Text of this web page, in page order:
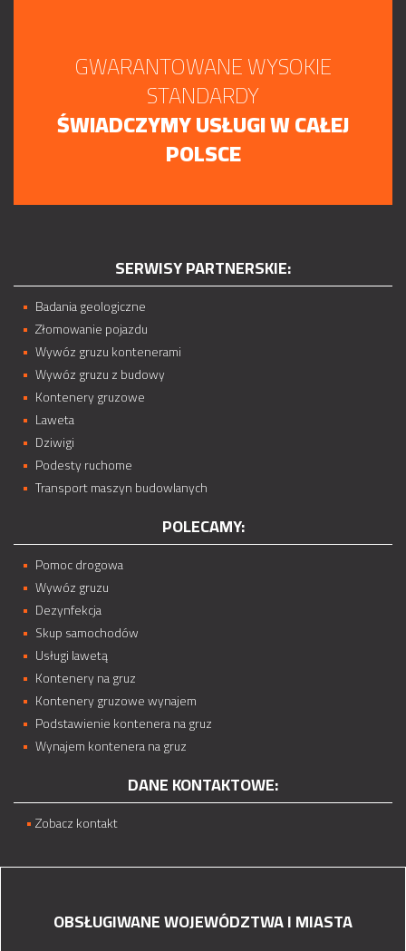
GWARANTOWANE WYSOKIE
STANDARDY
ŚWIADCZYMY USŁUGI W CAŁEJ
POLSCE
SERWISY PARTNERSKIE:
Badania geologiczne
Złomowanie pojazdu
Wywóz gruzu kontenerami
Wywóz gruzu z budowy
Kontenery gruzowe
Laweta
Dziwigi
Podesty ruchome
Transport maszyn budowlanych
POLECAMY:
Pomoc drogowa
Wywóz gruzu
Dezynfekcja
Skup samochodów
Usługi lawetą
Kontenery na gruz
Kontenery gruzowe wynajem
Podstawienie kontenera na gruz
Wynajem kontenera na gruz
DANE KONTAKTOWE:
Zobacz kontakt
OBSŁUGIWANE WOJEWÓDZTWA I MIASTA